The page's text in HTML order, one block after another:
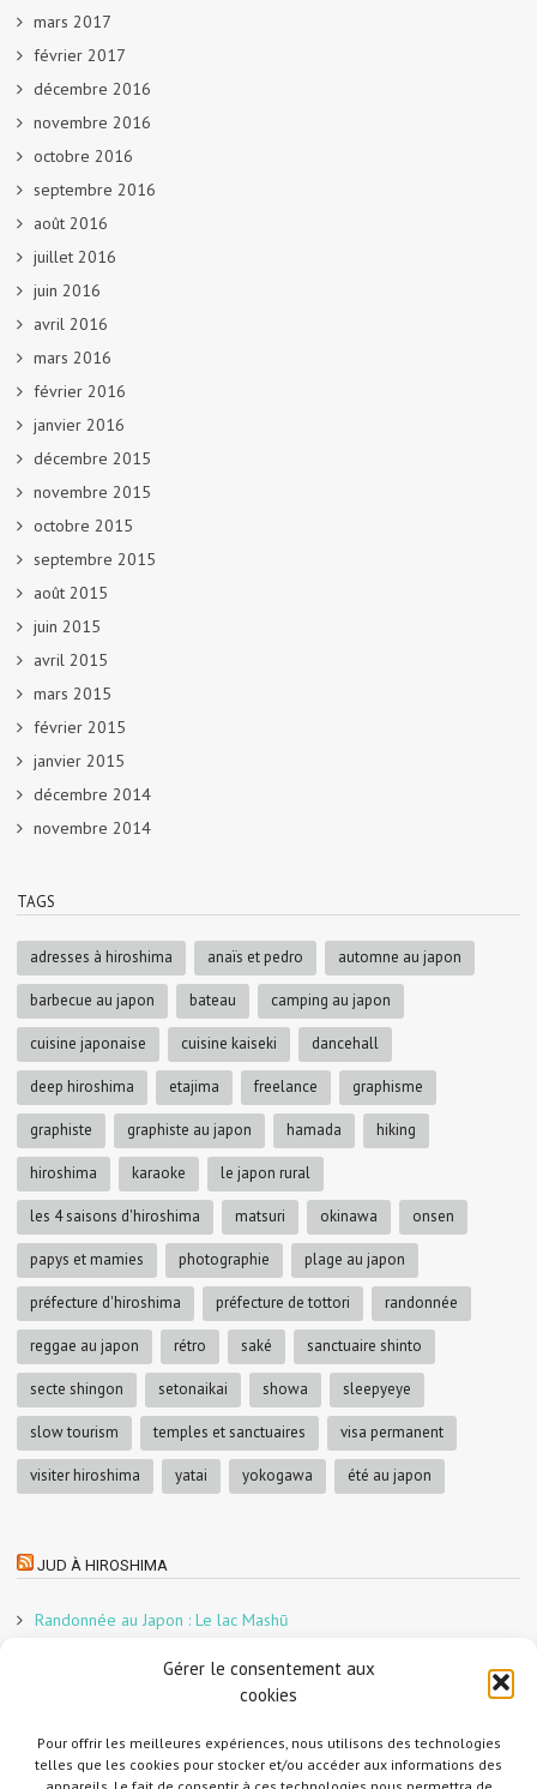
Gérer le consentement aux
cookies
Pour offrir les meilleures expériences, nous utilisons des technologies
telles que les cookies pour stocker et/ou accéder aux informations des
mars 2017
février 2017
décembre 2016
novembre 2016
octobre 2016
septembre 2016
août 2016
juillet 2016
juin 2016
avril 2016
mars 2016
février 2016
janvier 2016
décembre 2015
novembre 2015
octobre 2015
septembre 2015
août 2015
juin 2015
avril 2015
mars 2015
février 2015
janvier 2015
décembre 2014
novembre 2014
TAGS
adresses à hiroshima anaïs et pedro automne au japon
barbecue au japon bateau camping au japon
cuisine japonaise cuisine kaiseki dancehall
deep hiroshima etajima freelance graphisme
graphiste graphiste au japon hamada hiking
hiroshima karaoke le japon rural
les 4 saisons d'hiroshima matsuri okinawa onsen
papys et mamies photographie plage au japon
préfecture d'hiroshima préfecture de tottori randonnée
reggae au japon rétro saké sanctuaire shinto
secte shingon setonaikai showa sleepyeye
slow tourism temples et sanctuaires visa permanent
visiter hiroshima yatai yokogawa été au japon
JUD À HIROSHIMA
Randonnée au Japon : Le lac Mashū
En direct sur Adobe France !
Un café et des cabanes dans la forêt
Slow Tourism à Tomo-no-Ura